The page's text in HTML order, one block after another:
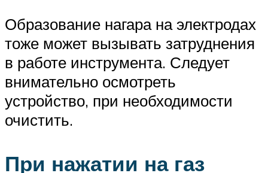
Образование нагара на электродах
тоже может вызывать затруднения
в работе инструмента. Следует
внимательно осмотреть
устройство, при необходимости
очистить.
При нажатии на газ